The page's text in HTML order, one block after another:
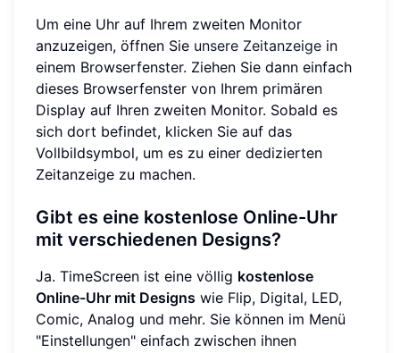
Um eine Uhr auf Ihrem zweiten Monitor
anzuzeigen, öffnen Sie unsere Zeitanzeige in
einem Browserfenster. Ziehen Sie dann einfach
dieses Browserfenster von Ihrem primären
Display auf Ihren zweiten Monitor. Sobald es
sich dort befindet, klicken Sie auf das
Vollbildsymbol, um es zu einer dedizierten
Zeitanzeige zu machen.
Gibt es eine kostenlose Online-Uhr
mit verschiedenen Designs?
Ja. TimeScreen ist eine völlig kostenlose
Online-Uhr mit Designs wie Flip, Digital, LED,
Comic, Analog und mehr. Sie können im Menü
"Einstellungen" einfach zwischen ihnen